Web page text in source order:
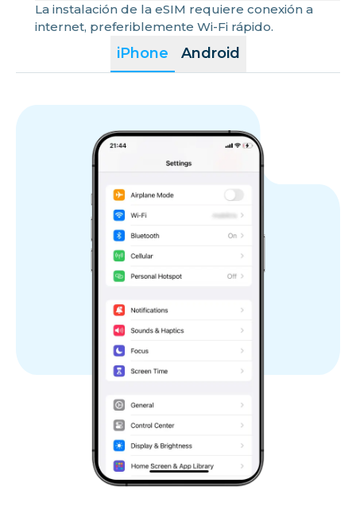
Reunión
San Marino
Eslovaquia
Eslovenia
España
Suecia
Suiza
Reino Unido
iPhone Android
La instalación de la eSIM requiere conexión a
internet, preferiblemente Wi-Fi rápido.